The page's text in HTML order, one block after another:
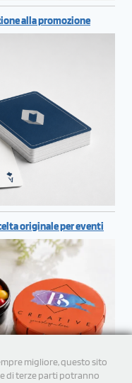
migliore, questo sito
di terze parti potranno
alla promozione
originale per eventi